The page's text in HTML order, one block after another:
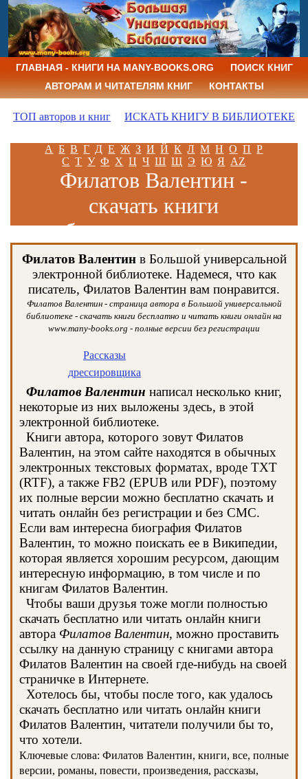
ГЛАВНАЯ - КНИГИ НА MANY-BOOKS.ORG
ПОИСК КНИГ
АВТОРАМ И ЧИТАТЕЛЯМ КНИГ
КОНТАКТЫ
ТОП авторов и книг ИСКАТЬ КНИГУ В БИБЛИОТЕКЕ
А Б В Г Д Е Ж З И Й К Л М Н О П Р
С Т У Ф Х Ц Ч Ш Щ Э Ю Я AZ
Филатов Валентин -
скачать книги
бесплатно и читать
книги онлайн
Филатов Валентинв Большой универсальной
электронной библиотеке. Надемеся, что как
писатель, Филатов Валентин вам понравится.
Филатов Валентин - страница автора в Большой универсальной
библиотеке - скачать книги бесплатно и читать книги онлайн на
www.many-books.org - полные версии без регистрации
Рассказы
дрессировщика
Филатов Валентин написал несколько книг,
некоторые из них выложены здесь, в этой
электронной библиотеке.
Книги автора, которого зовут Филатов
Валентин, на этом сайте находятся в обычных
электронных текстовых форматах, вроде TXT
(RTF), а также FB2 (EPUB или PDF), поэтому
их полные версии можно бесплатно скачать и
читать онлайн без регистрации и без СМС.
Если вам интересна биография Филатов
Валентин, то можно поискать ее в Википедии,
которая является хорошим ресурсом, дающим
интересную информацию, в том числе и по
книгам Филатов Валентин.
Чтобы ваши друзья тоже могли полностью
скачать бесплатно или читать онлайн книги
автора Филатов Валентин, можно проставить
ссылку на данную страницу с книгами автора
Филатов Валентин на своей где-нибудь на своей
страничке в Интернете.
Хотелось бы, чтобы после того, как удалось
скачать бесплатно или читать онлайн книги
Филатов Валентин, читатели получили бы то,
что хотели.
Ключевые слова: Филатов Валентин, книги, все, полные
версии, романы, повести, произведения, рассказы,